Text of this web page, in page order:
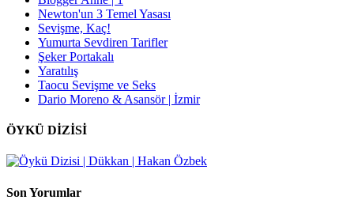
Newton'un 3 Temel Yasası
Sevişme, Kaç!
Yumurta Sevdiren Tarifler
Şeker Portakalı
Yaratılış
Taocu Sevişme ve Seks
Dario Moreno & Asansör | İzmir
ÖYKÜ DİZİSİ
Son Yorumlar